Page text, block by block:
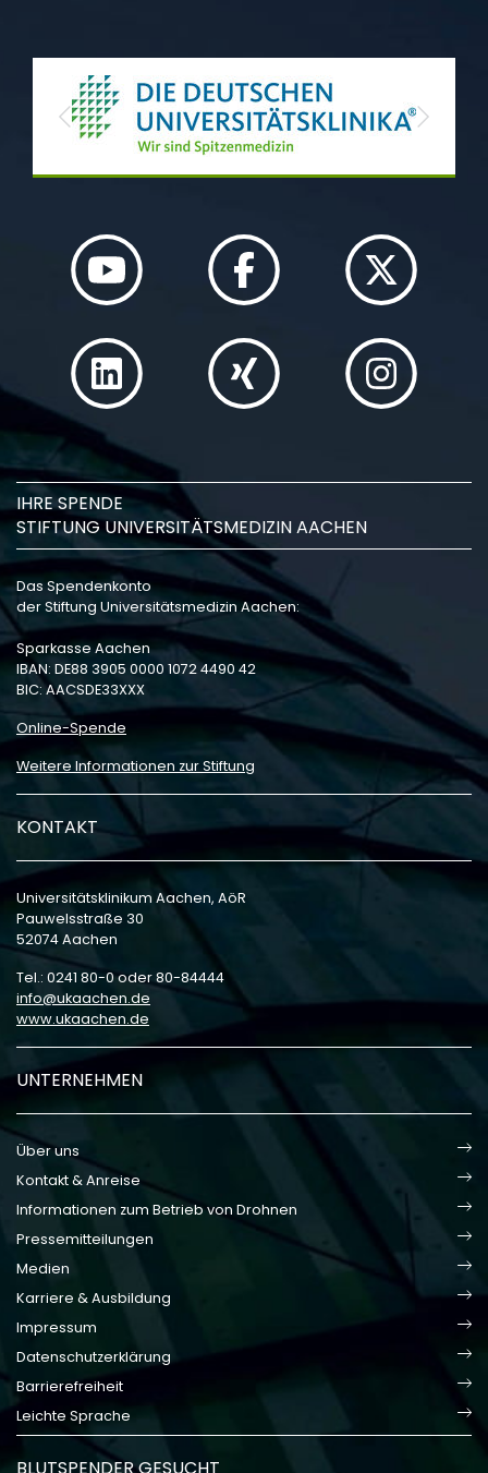
Previous Next
IHRE SPENDE
STIFTUNG UNIVERSITÄTSMEDIZIN AACHEN
Das Spendenkonto
der Stiftung Universitätsmedizin Aachen:
Sparkasse Aachen
IBAN: DE88 3905 0000 1072 4490 42
BIC: AACSDE33XXX
Online-Spende
Weitere Informationen zur Stiftung
KONTAKT
Universitätsklinikum Aachen, AöR
Pauwelsstraße 30
52074 Aachen
Tel.: 0241 80-0 oder 80-84444
info
ukaachen de
www.ukaachen.de
UNTERNEHMEN
Über uns
Kontakt & Anreise
Informationen zum Betrieb von Drohnen
Pressemitteilungen
Medien
Karriere & Ausbildung
Impressum
Datenschutzerklärung
Barrierefreiheit
Leichte Sprache